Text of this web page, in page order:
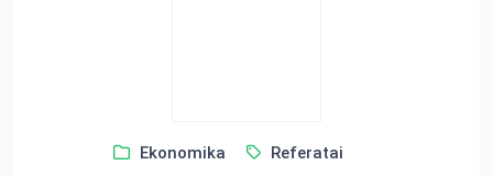
Ekonomika Referatai